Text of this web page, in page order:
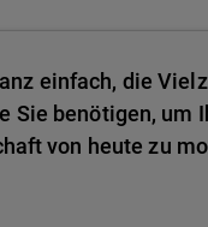
einfach, die
Sie benötigen, um
von heute zu